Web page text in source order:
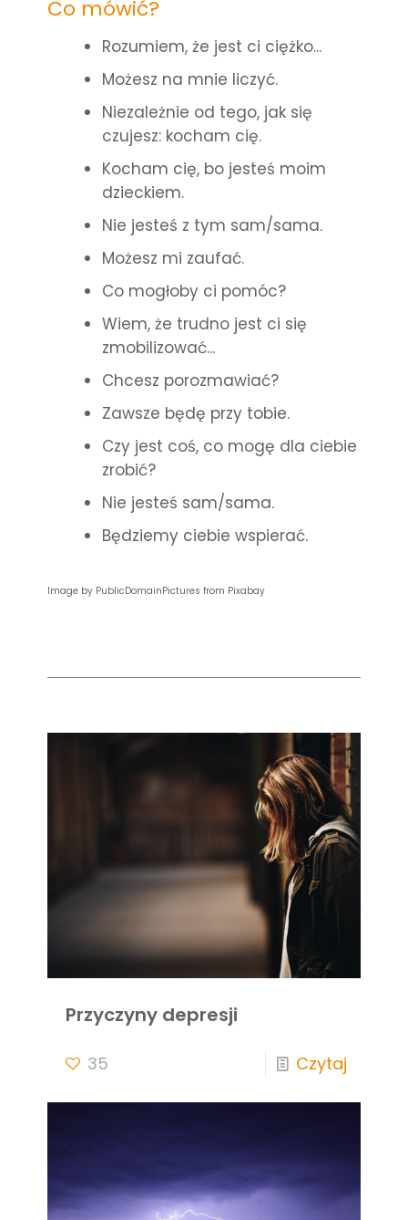
Co mówić?
Rozumiem, że jest ci ciężko...
Możesz na mnie liczyć.
Niezależnie od tego, jak się
czujesz: kocham cię.
Kocham cię, bo jesteś moim
dzieckiem.
Nie jesteś z tym sam/sama.
Możesz mi zaufać.
Co mogłoby ci pomóc?
Wiem, że trudno jest ci się
zmobilizować...
Chcesz porozmawiać?
Zawsze będę przy tobie.
Czy jest coś, co mogę dla ciebie
zrobić?
Nie jesteś sam/sama.
Będziemy ciebie wspierać.
Image by PublicDomainPictures from Pixabay
Przyczyny depresji
35 Czytaj